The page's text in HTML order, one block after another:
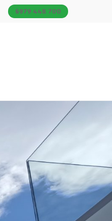
6979 448 700